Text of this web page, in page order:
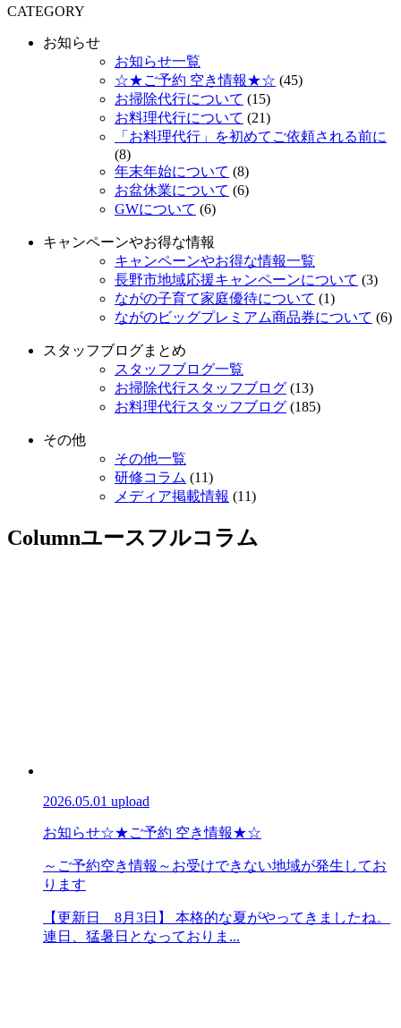
CATEGORY
お知らせ
お知らせ一覧
☆★ご予約 空き情報★☆ (45)
お掃除代行について (15)
お料理代行について (21)
「お料理代行」を初めてご依頼される前に
(8)
年末年始について (8)
お盆休業について (6)
GWについて (6)
キャンペーンやお得な情報
キャンペーンやお得な情報一覧
長野市地域応援キャンペーンについて (3)
ながの子育て家庭優待について (1)
ながのビッグプレミアム商品券について (6)
スタッフブログまとめ
スタッフブログ一覧
お掃除代行スタッフブログ (13)
お料理代行スタッフブログ (185)
その他
その他一覧
研修コラム (11)
メディア掲載情報 (11)
Columnユースフルコラム
2026.05.01 upload
お知らせ☆★ご予約 空き情報★☆
～ご予約空き情報～お受けできない地域が発生してお
ります
【更新日 8月3日】 本格的な夏がやってきましたね。
連日、猛暑日となっておりま...